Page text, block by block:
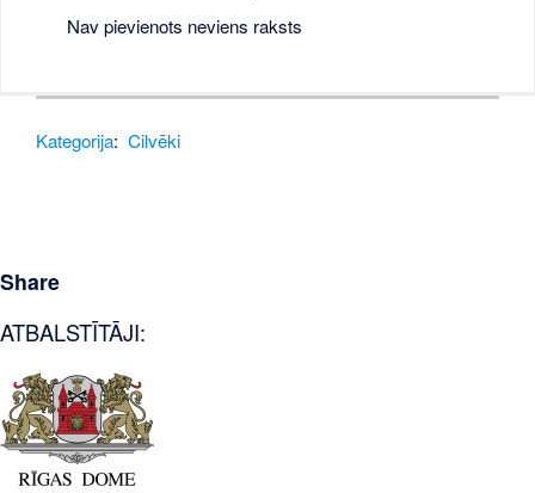
Nav pievienots neviens raksts
Kategorija: Cilvēki
Share
ATBALSTĪTĀJI: